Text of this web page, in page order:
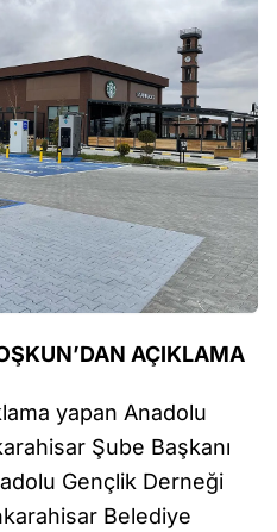
AÇIKLAMA
yapan Anadolu
Şube Başkanı
Gençlik Derneği
Belediye